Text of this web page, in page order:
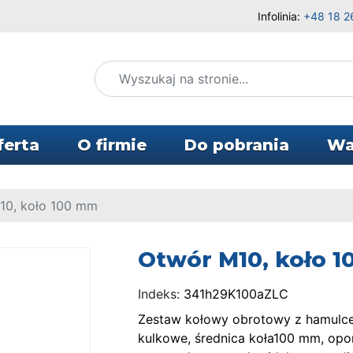
Infolinia: +48 18
O firmie Do pobrania
koło 100 mm
Otwór M10, koło
Indeks: 341h29K100aZLC
Zestaw kołowy obrotowy z
kulkowe, średnica koła100 mm,